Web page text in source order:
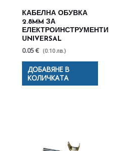
КАБЕЛНА ОБУВКА
2.8MM ЗА
ЕЛЕКТРОИНСТРУМЕНТИ
UNIVERSAL
0.05 € (0.10 лв.)
ДОБАВЯНЕ В
КОЛИЧКАТА